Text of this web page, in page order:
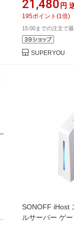
ク 接続 装置 集
21,480 円
195ポイント (1 倍)
15:00までの注文で
SUPERYOU
SONOFF iHost
ルサーバー ゲ